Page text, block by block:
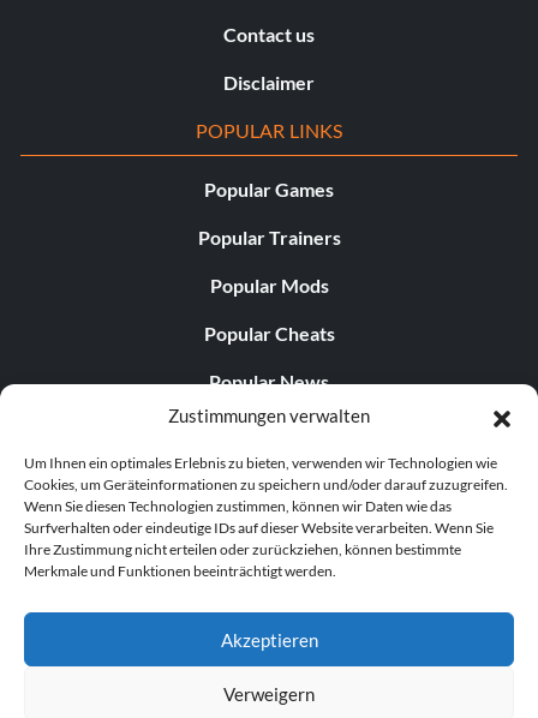
Zustimmungen verwalten
Um Ihnen ein optimales Erlebnis zu bieten, verwenden wir Technologien wie
Cookies, um Geräteinformationen zu speichern und/oder darauf zuzugreifen.
Wenn Sie diesen Technologien zustimmen, können wir Daten wie das
Surfverhalten oder eindeutige IDs auf dieser Website verarbeiten. Wenn Sie
Ihre Zustimmung nicht erteilen oder zurückziehen, können bestimmte
Merkmale und Funktionen beeinträchtigt werden.
Akzeptieren
Verweigern
Contact us
Disclaimer
POPULAR LINKS
Popular Games
Popular Trainers
Popular Mods
Popular Cheats
Popular News
Popular Editorials
Popular Free Games
LATEST UPDATES